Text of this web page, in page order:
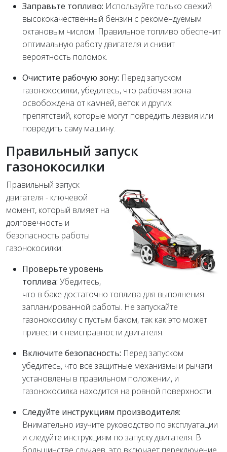
Заправьте топливо: Используйте только свежий
высококачественный бензин с рекомендуемым
октановым числом. Правильное топливо обеспечит
оптимальную работу двигателя и снизит
вероятность поломок.
Очистите рабочую зону: Перед запуском
газонокосилки, убедитесь, что рабочая зона
освобождена от камней, веток и других
препятствий, которые могут повредить лезвия или
повредить саму машину.
Правильный запуск
газонокосилки
Правильный запуск
двигателя - ключевой
момент, который влияет на
долговечность и
безопасность работы
газонокосилки:
Проверьте уровень
топлива: Убедитесь,
что в баке достаточно топлива для выполнения
запланированной работы. Не запускайте
газонокосилку с пустым баком, так как это может
привести к неисправности двигателя.
Включите безопасность: Перед запуском
убедитесь, что все защитные механизмы и рычаги
установлены в правильном положении, и
газонокосилка находится на ровной поверхности.
Следуйте инструкциям производителя:
Внимательно изучите руководство по эксплуатации
и следуйте инструкциям по запуску двигателя. В